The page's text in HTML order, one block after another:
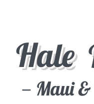
－Maui &
Hale